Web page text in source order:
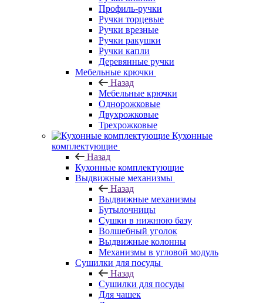
Профиль-ручки
Ручки торцевые
Ручки врезные
Ручки ракушки
Ручки капли
Деревянные ручки
Мебельные крючки
Назад
Мебельные крючки
Однорожковые
Двухрожковые
Трехрожковые
Кухонные
комплектующие
Назад
Кухонные комплектующие
Выдвижные механизмы
Назад
Выдвижные механизмы
Бутылочницы
Сушки в нижнюю базу
Волшебный уголок
Выдвижные колонны
Механизмы в угловой модуль
Сушилки для посуды
Назад
Сушилки для посуды
Для чашек